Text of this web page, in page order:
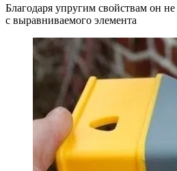
Благодаря упругим свойствам он не
с выравниваемого элемента